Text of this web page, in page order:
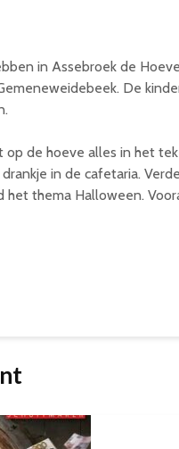
in Assebroek de
De
op de hoeve alles in het
in de cafetaria.
het thema Halloween.